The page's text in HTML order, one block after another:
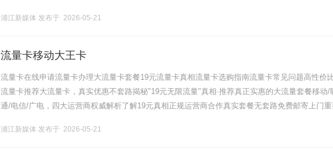
浦江新媒体 发布于 2026-05-21
流量卡移动大王卡
流量卡在线申请流量卡办理大流量卡套餐19元流量卡真相流量卡选购指南流量卡常见问题高性价
流量卡推荐大流量卡，真实优惠不套路揭秘"19元无限流量"真相·推荐真正实惠的大流量套餐移动/
通/电信/广电，四大运营商权威解析了解19元真相正规运营商合作真实套餐无套路免费邮寄上门
浦江新媒体 发布于 2026-05-21